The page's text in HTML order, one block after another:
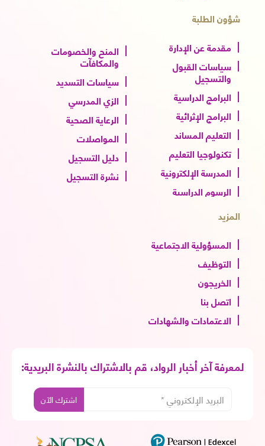
شؤون الطلبة
مقدمة عن الإدارة
سياسات القبول
والتسجيل
البرامج الدراسية
البرامج الإثرائية
التعليم المساند
تكنولوجيا التعليم
المدرسة الإلكترونية
الرسوم الدراسية
المنح والخصومات
والمكافآت
سياسات التسديد
الزي المدرسي
الرعاية الصحية
المواصلات
دليل التسجيل
نشرة التسجيل
المزيد
المسؤولية الاجتماعية
التوظيف
الخريجون
اتصل بنا
الاعتمادات والشهادات
لمعرفة آخر أخبار الرواد، قم بالاشتراك بالنشرة البريدية: